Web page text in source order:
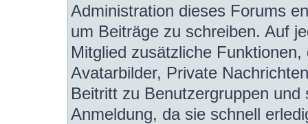
Administration dieses Forums
um Beiträge zu schreiben. Auf
Mitglied zusätzliche
Avatarbilder, Private
Beitritt zu Benutzergruppen
Anmeldung, da sie schnell